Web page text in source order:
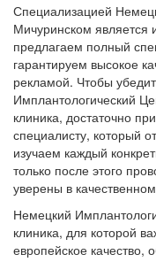
Специализацией
Мичуринском является
предлагаем полный
гарантируем высокое
рекламой. Чтобы
Имплантологический
клиника, достаточно
специалисту, который
изучаем каждый
только после этого
уверены в
Немецкий
клиника, для которой
европейское качество,